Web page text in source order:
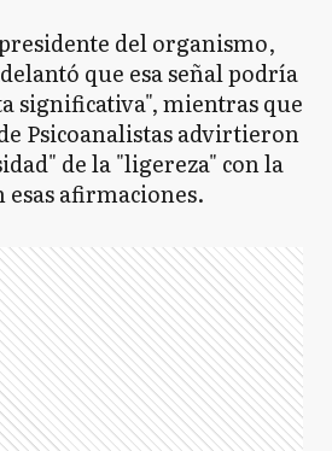
del organismo,
que esa señal podría
significativa", mientras que
Psicoanalistas advirtieron
de la "ligereza" con la
afirmaciones.